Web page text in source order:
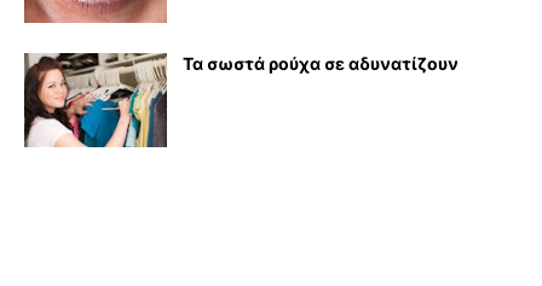
Τα σωστά ρούχα σε αδυνατίζουν